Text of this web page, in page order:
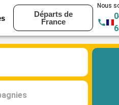
Départs de
France
Nous